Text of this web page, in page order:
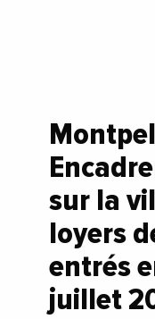
sur la
loyers
entrés
juillet